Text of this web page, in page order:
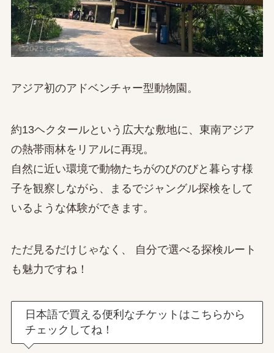
アジア初のアドベンチャー型動物園。
約13ヘクタールという広大な敷地に、東南アジア
の熱帯雨林をリアルに再現。
自然に近い環境で動物たちがのびのびと暮らす様
子を観察しながら、まるでジャングル探検をして
いるような体験ができます。
ただ見るだけじゃなく、 自分で選べる探検ルート
も魅力ですね！
日本語で買える便利なチケットはこちらから
チェックしてね！